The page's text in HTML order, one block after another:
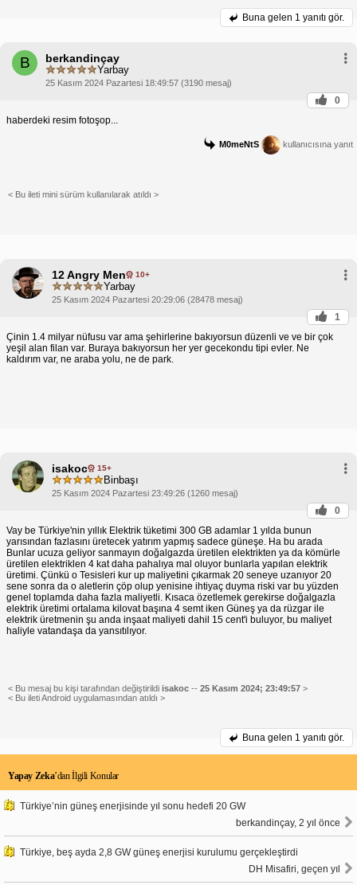
Buna gelen 1 yanıtı gör.
B berkandinçay
Yarbay
25 Kasım 2024 Pazartesi 18:49:57 (3190 mesaj)
0
haberdeki resim fotoşop...
M0meNtS kullanıcısına yanıt
< Bu ileti mini sürüm kullanılarak atıldı >
12 Angry Men 10+
Yarbay
25 Kasım 2024 Pazartesi 20:29:06 (28478 mesaj)
1
Çinin 1.4 milyar nüfusu var ama şehirlerine bakıyorsun düzenli ve ve bir çok
yeşil alan filan var. Buraya bakıyorsun her yer gecekondu tipi evler. Ne
kaldırım var, ne araba yolu, ne de park.
isakoc 15+
Binbaşı
25 Kasım 2024 Pazartesi 23:49:26 (1260 mesaj)
0
Vay be Türkiye'nin yıllık Elektrik tüketimi 300 GB adamlar 1 yılda bunun
yarısından fazlasını üretecek yatırım yapmış sadece güneşe. Ha bu arada
Bunlar ucuza geliyor sanmayın doğalgazda üretilen elektrikten ya da kömürle
üretilen elektriklen 4 kat daha pahalıya mal oluyor bunlarla yapılan elektrik
üretimi. Çünkü o Tesisleri kur up maliyetini çıkarmak 20 seneye uzanıyor 20
sene sonra da o aletlerin çöp olup yenisine ihtiyaç duyma riski var bu yüzden
genel toplamda daha fazla maliyetli. Kısaca özetlemek gerekirse doğalgazla
elektrik üretimi ortalama kilovat başına 4 semt iken Güneş ya da rüzgar ile
elektrik üretmenin şu anda inşaat maliyeti dahil 15 cent'i buluyor, bu maliyet
haliyle vatandaşa da yansıtılıyor.
< Bu mesaj bu kişi tarafından değiştirildi isakoc -- 25 Kasım 2024; 23:49:57 >
< Bu ileti Android uygulamasından atıldı >
Buna gelen 1 yanıtı gör.
Yapay Zeka’dan İlgili Konular
Türkiye’nin güneş enerjisinde yıl sonu hedefi 20 GW
berkandinçay, 2 yıl önce
Türkiye, beş ayda 2,8 GW güneş enerjisi kurulumu gerçekleştirdi
DH Misafiri, geçen yıl